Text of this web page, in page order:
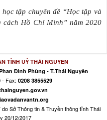
tập chuyên đề “Học tập và
cách Hồ Chí Minh” năm 2020
TỈNH UỶ THÁI NGUYÊN
Đình Phùng - T.Thái Nguyên
- Fax: 0208 3855529
Sở Thông tin & Truyền thông tỉnh Thái
20/12/2017